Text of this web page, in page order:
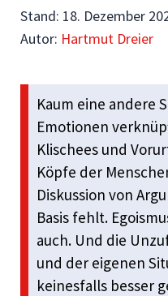
Stand: 18. Dezember
Autor: Hartmut Dreier
Kaum eine andere
Emotionen
Klischees und
Köpfe der
Diskussion von
Basis fehlt.
auch. Und die
und der eigenen
keinesfalls besser